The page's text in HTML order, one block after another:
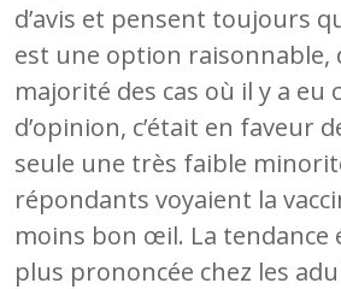
d’avis et pensent toujours
est une option raisonnable,
majorité des cas où il y a eu
d’opinion, c’était en faveur
seule une très faible
répondants voyaient la
moins bon œil. La tendance
plus prononcée chez les